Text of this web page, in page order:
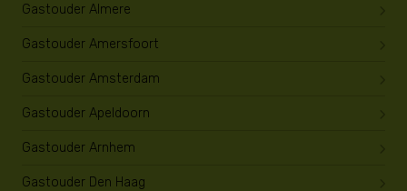
Gastouder Almere
Gastouder Amersfoort
Gastouder Amsterdam
Gastouder Apeldoorn
Gastouder Arnhem
Gastouder Den Haag